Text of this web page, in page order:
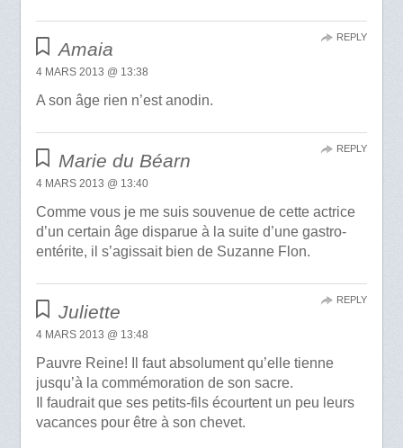
Amaia
4 MARS 2013 @ 13:38
A son âge rien n’est anodin.
REPLY
Marie du Béarn
4 MARS 2013 @ 13:40
Comme vous je me suis souvenue de cette actrice
d’un certain âge disparue à la suite d’une gastro-
entérite, il s’agissait bien de Suzanne Flon.
REPLY
Juliette
4 MARS 2013 @ 13:48
Pauvre Reine! Il faut absolument qu’elle tienne
jusqu’à la commémoration de son sacre.
Il faudrait que ses petits-fils écourtent un peu leurs
vacances pour être à son chevet.
REPLY